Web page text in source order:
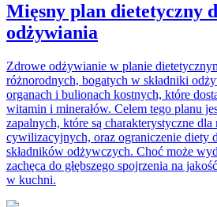
Mięsny plan dietetyczny
odżywiania
Zdrowe odżywianie w planie
różnorodnych, bogatych w składniki
organach i bulionach kostnych, które
witamin i minerałów. Celem tego planu
zapalnych, które są charakterystyczne
cywilizacyjnych, oraz ograniczenie diety
składników odżywczych. Choć może
zachęca do głębszego spojrzenia na
w kuchni.